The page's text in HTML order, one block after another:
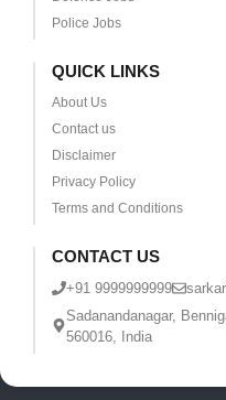
Police Jobs
QUICK LINKS
About Us
Contact us
Disclaimer
Privacy Policy
Terms and Conditions
CONTACT US
+91 9999999999
Sadanandanagar,
560016, India